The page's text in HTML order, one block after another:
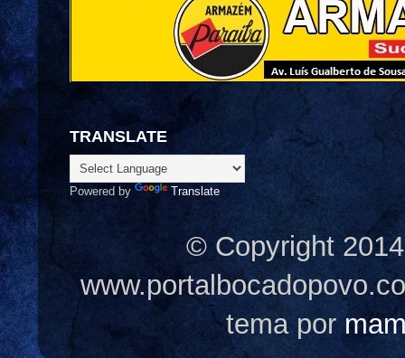
TRANSLATE
Powered by Translate
© Copyright
tema por